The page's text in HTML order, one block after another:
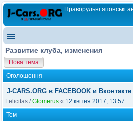
Праворульні японські
Развитие клуба, изменения
Нова тема
Оголошення
J-CARS.ORG в FACEBOOK и Вконтакте
Felicitas /Glomerus « 12 квітня 2017, 13:57
Тем